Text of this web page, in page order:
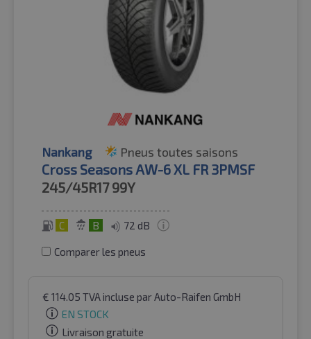
Nankang Pneus toutes saisons
Cross Seasons AW-6 XL FR 3PMSF
245/45R17 99Y
C B 72 dB
Comparer les pneus
€ 114.05 TVA incluse par Auto-Raifen GmbH
EN STOCK
Livraison gratuite